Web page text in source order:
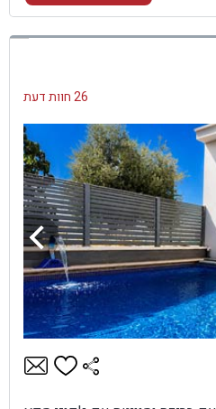
26 חוות דעת